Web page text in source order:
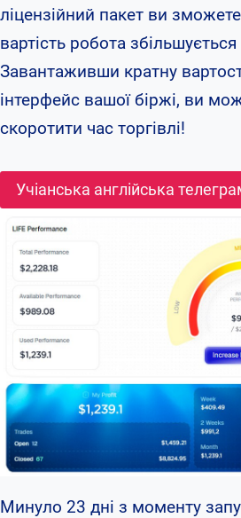
ліцензійний пакет ви
вартість робота
Завантаживши кратну
інтерфейс вашої біржі, ви
скоротити час торгівлі!
Учіанська англійська
Минуло 23 дні з моменту